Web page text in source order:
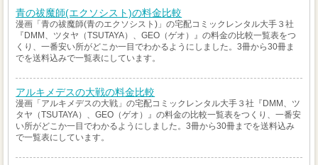
青の祓魔師(エクソシスト)の料金比較
漫画「青の祓魔師(青のエクソシスト)」の宅配コミックレンタル大手３社
『DMM、ツタヤ（TSUTAYA）、GEO（ゲオ）』の料金の比較一覧表をつ
くり、一番安い所がどこか一目でわかるようにしました。3冊から30冊ま
でを送料込みで一覧表にしています。
アルキメデスの大戦の料金比較
漫画「アルキメデスの大戦」の宅配コミックレンタル大手３社『DMM、ツ
タヤ（TSUTAYA）、GEO（ゲオ）』の料金の比較一覧表をつくり、一番安
い所がどこか一目でわかるようにしました。3冊から30冊までを送料込み
で一覧表にしています。